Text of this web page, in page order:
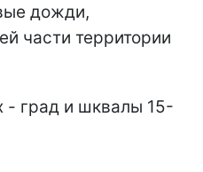
дожди,
части территории
- град и шквалы 15-